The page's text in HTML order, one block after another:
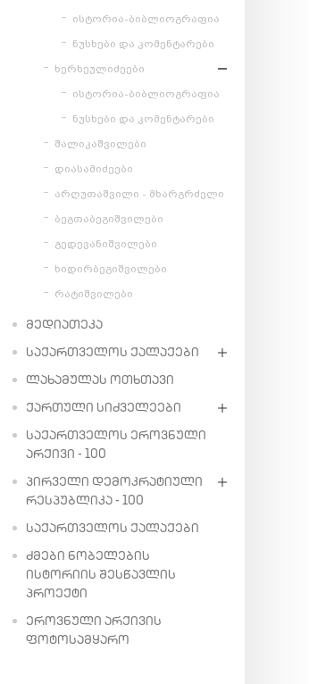
ისტორია-ბიბლიოგრაფია
ნუსხები და კომენტარები
ხერხეულიძეები
ისტორია-ბიბლიოგრაფია
ნუსხები და კომენტარები
შალიკაშვილები
დიასამიძეები
არღუთაშვილი - მხარგრძელი
ბეგთაბეგიშვილები
გედევანიშვილები
ხიდირბეგიშვილები
რატიშვილები
ᲛᲔᲓᲘᲐᲗᲔᲙᲐ
ᲡᲐᲥᲐᲠᲗᲕᲔᲚᲝᲡ ᲥᲐᲚᲐᲥᲔᲑᲘ
ᲚᲐᲮᲐᲛᲣᲚᲐᲡ ᲝᲗᲮᲗᲐᲕᲘ
ᲥᲐᲠᲗᲣᲚᲘ ᲡᲘᲫᲕᲔᲚᲔᲔᲑᲘ
ᲡᲐᲥᲐᲠᲗᲕᲔᲚᲝᲡ ᲔᲠᲝᲕᲜᲣᲚᲘ
ᲐᲠᲥᲘᲕᲘ - 100
ᲞᲘᲠᲕᲔᲚᲘ ᲓᲔᲛᲝᲙᲠᲐᲢᲘᲣᲚᲘ
ᲠᲔᲡᲞᲣᲑᲚᲘᲙᲐ - 100
ᲡᲐᲥᲐᲠᲗᲕᲔᲚᲝᲡ ᲥᲐᲚᲐᲥᲔᲑᲘ
ᲫᲛᲔᲑᲘ ᲜᲝᲑᲔᲚᲔᲑᲘᲡ
ᲘᲡᲢᲝᲠᲘᲘᲡ ᲨᲔᲡᲬᲐᲕᲚᲘᲡ
ᲞᲠᲝᲔᲥᲢᲘ
ᲔᲠᲝᲕᲜᲣᲚᲘ ᲐᲠᲥᲘᲕᲘᲡ
ᲤᲝᲢᲝᲡᲐᲛᲧᲐᲠᲝ